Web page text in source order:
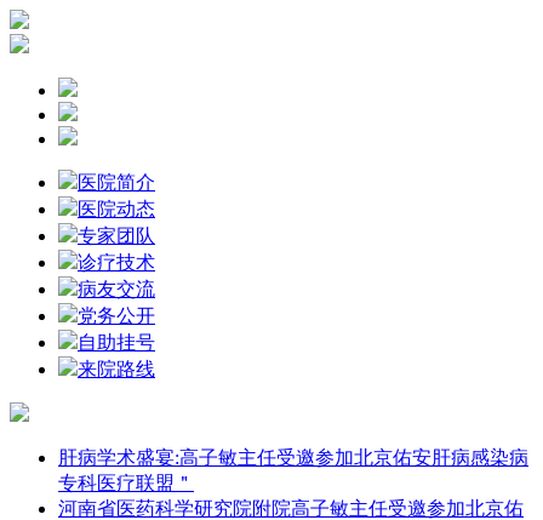
医院简介
医院动态
专家团队
诊疗技术
病友交流
党务公开
自助挂号
来院路线
肝病学术盛宴:高子敏主任受邀参加北京佑安肝病感染病
专科医疗联盟＂
河南省医药科学研究院附院高子敏主任受邀参加北京佑